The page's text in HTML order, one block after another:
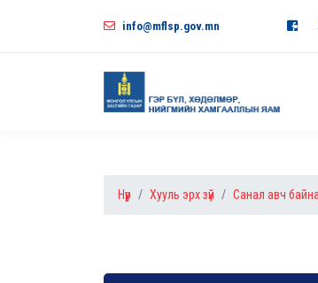
info@mflsp.gov.mn
Нүүр Хууль эрх зүй Санал авч байна